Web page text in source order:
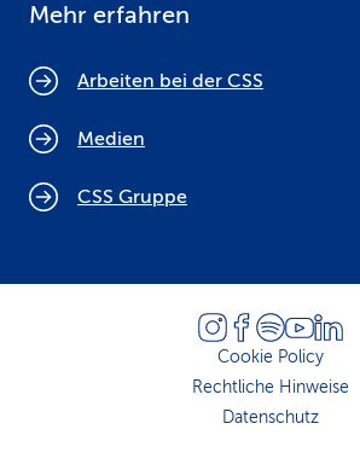
Mehr erfahren
Arbeiten bei der CSS
Medien
CSS Gruppe
Cookie Policy
Rechtliche Hinweise
Datenschutz